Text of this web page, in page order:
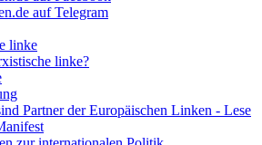
auf Telegram
linke
linke?
Partner der Europäischen Linken - Lese